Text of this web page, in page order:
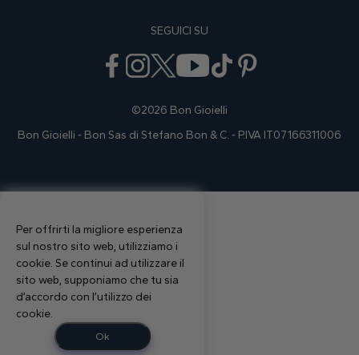
SEGUICI SU
©2026 Bon Gioielli
Bon Gioielli - Bon Sas di Stefano Bon & C. - P.IVA IT07166311006
Per offrirti la migliore esperienza
sul nostro sito web, utilizziamo i
cookie. Se continui ad utilizzare il
sito web, supponiamo che tu sia
d’accordo con l’utilizzo dei
cookie.
Ok